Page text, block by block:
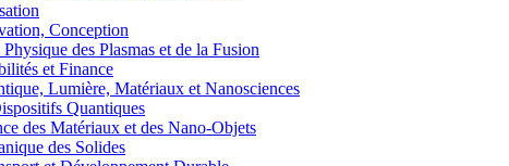
Conception
des Plasmas et de la Fusion
et Finance
Lumière, Matériaux et Nanosciences
Quantiques
des Matériaux et des Nano-Objets
des Solides